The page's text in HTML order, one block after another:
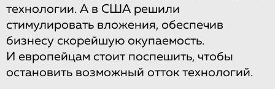
технологии. А в США решили
стимулировать вложения, обеспечив
бизнесу скорейшую окупаемость.
И европейцам стоит поспешить, чтобы
остановить возможный отток технологий.